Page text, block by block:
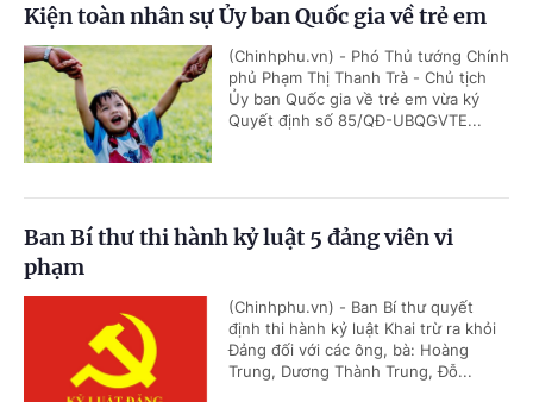
Kiện toàn nhân sự Ủy ban Quốc gia về trẻ em
(Chinhphu.vn) - Phó Thủ tướng Chính
phủ Phạm Thị Thanh Trà - Chủ tịch
Ủy ban Quốc gia về trẻ em vừa ký
Quyết định số 85/QĐ-UBQGVTE...
Ban Bí thư thi hành kỷ luật 5 đảng viên vi
phạm
(Chinhphu.vn) - Ban Bí thư quyết
định thi hành kỷ luật Khai trừ ra khỏi
Đảng đối với các ông, bà: Hoàng
Trung, Dương Thành Trung, Đỗ...